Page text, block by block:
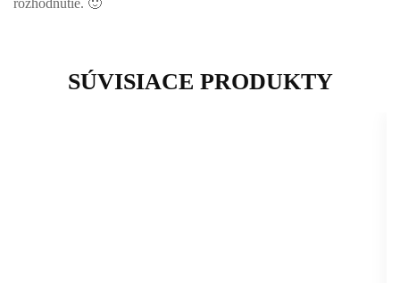
rozhodnutie. 🙂
SÚVISIACE PRODUKTY